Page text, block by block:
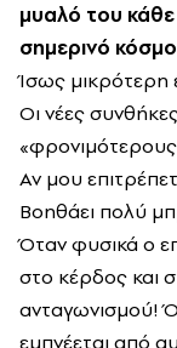
μυαλό του κάθε
σημερινό
Ίσως μικρότερη
Οι νέες
Αν μου
Βοηθάει πολύ
Όταν φυσικά ο
στο κέρδος και
ανταγωνισμού!
εμπνέεται από